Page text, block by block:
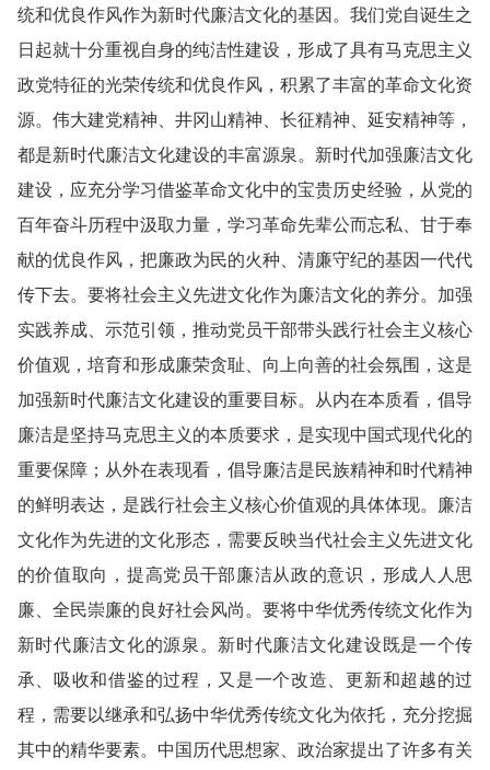
统和优良作风作为新时代廉洁文化的基因。我们党自诞生之
日起就十分重视自身的纯洁性建设，形成了具有马克思主义
政党特征的光荣传统和优良作风，积累了丰富的革命文化资
源。伟大建党精神、井冈山精神、长征精神、延安精神等，
都是新时代廉洁文化建设的丰富源泉。新时代加强廉洁文化
建设，应充分学习借鉴革命文化中的宝贵历史经验，从党的
百年奋斗历程中汲取力量，学习革命先辈公而忘私、甘于奉
献的优良作风，把廉政为民的火种、清廉守纪的基因一代代
传下去。要将社会主义先进文化作为廉洁文化的养分。加强
实践养成、示范引领，推动党员干部带头践行社会主义核心
价值观，培育和形成廉荣贪耻、向上向善的社会氛围，这是
加强新时代廉洁文化建设的重要目标。从内在本质看，倡导
廉洁是坚持马克思主义的本质要求，是实现中国式现代化的
重要保障；从外在表现看，倡导廉洁是民族精神和时代精神
的鲜明表达，是践行社会主义核心价值观的具体体现。廉洁
文化作为先进的文化形态，需要反映当代社会主义先进文化
的价值取向，提高党员干部廉洁从政的意识，形成人人思
廉、全民崇廉的良好社会风尚。要将中华优秀传统文化作为
新时代廉洁文化的源泉。新时代廉洁文化建设既是一个传
承、吸收和借鉴的过程，又是一个改造、更新和超越的过
程，需要以继承和弘扬中华优秀传统文化为依托，充分挖掘
其中的精华要素。中国历代思想家、政治家提出了许多有关